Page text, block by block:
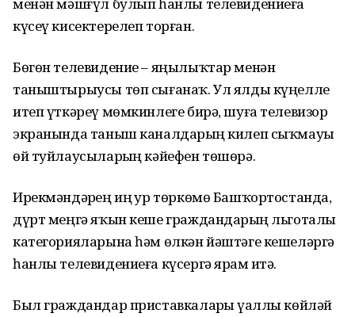
күсеү кисектерелеп торған.
Бөгөн телевидение – яңылыҡтар менән
таныштырыусы төп сығанаҡ. Ул ялды күңелле
итеп үткәреү мөмкинлеге бирә, шуға телевизор
экранында таныш каналдарҙың килеп сыҡмауы
өй туйлаусыларҙың кәйефен төшөрә.
Ирекмәндәрҙең иң ҙур төркөмө Башҡортостанда,
дүрт меңгә яҡын кеше граждандарҙың льготалы
категорияларына һәм өлкән йәштәге кешеләргә
һанлы телевидениеға күсергә ярҙам итә.
Был граждандар приставкаларҙы үҙаллы көйләй